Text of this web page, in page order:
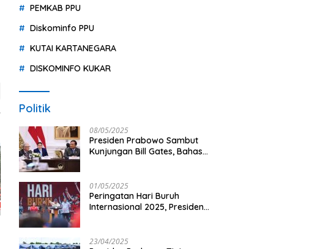
PEMKAB PPU
Diskominfo PPU
KUTAI KARTANEGARA
DISKOMINFO KUKAR
Politik
08/05/2025
Presiden Prabowo Sambut
Kunjungan Bill Gates, Bahas
Pertanian di Indonesia
01/05/2025
Peringatan Hari Buruh
Internasional 2025, Presiden
23/04/2025